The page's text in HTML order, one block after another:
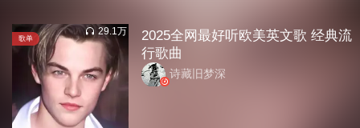
歌单
29.1万
2025全网最好听欧美英文歌 经典流
行歌曲
诗藏旧梦深